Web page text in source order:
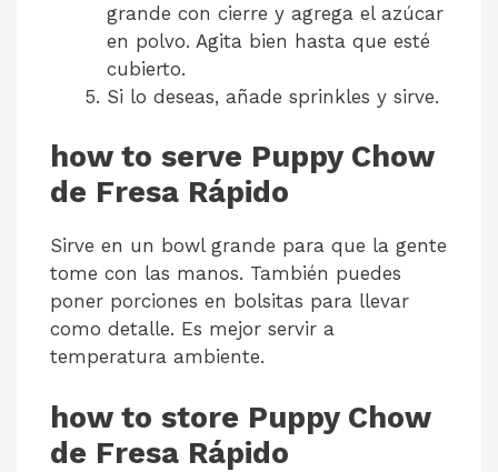
grande con cierre y agrega el azúcar
en polvo. Agita bien hasta que esté
cubierto.
Si lo deseas, añade sprinkles y sirve.
how to serve Puppy Chow
de Fresa Rápido
Sirve en un bowl grande para que la gente
tome con las manos. También puedes
poner porciones en bolsitas para llevar
como detalle. Es mejor servir a
temperatura ambiente.
how to store Puppy Chow
de Fresa Rápido